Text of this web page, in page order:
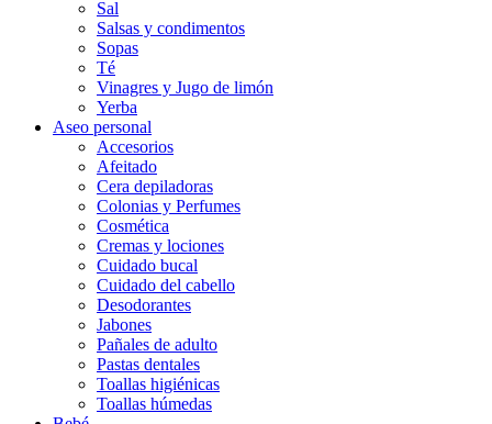
Sal
Salsas y condimentos
Sopas
Té
Vinagres y Jugo de limón
Yerba
Aseo personal
Accesorios
Afeitado
Cera depiladoras
Colonias y Perfumes
Cosmética
Cremas y lociones
Cuidado bucal
Cuidado del cabello
Desodorantes
Jabones
Pañales de adulto
Pastas dentales
Toallas higiénicas
Toallas húmedas